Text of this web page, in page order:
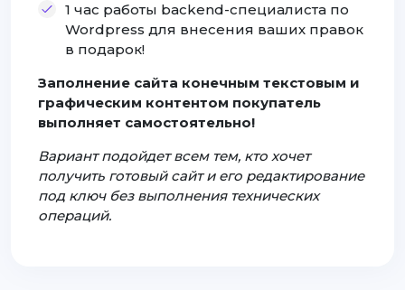
1 час работы backend-специалиста по
Wordpress для внесения ваших правок
в подарок!
Заполнение сайта конечным текстовым и
графическим контентом покупатель
выполняет самостоятельно!
Вариант подойдет всем тем, кто хочет
получить готовый сайт и его редактирование
под ключ без выполнения технических
операций.